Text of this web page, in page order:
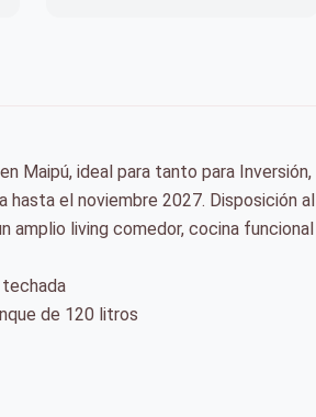
Maipú, ideal para tanto para Inversión,
hasta el noviembre 2027. Disposición al
amplio living comedor, cocina funcional
techada
de 120 litros